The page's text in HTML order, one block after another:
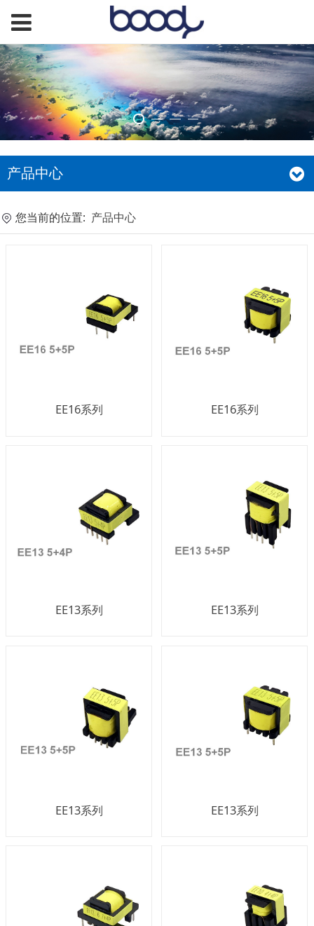
产品中心
您当前的位置: 产品中心
EE16系列 EE16系列
EE13系列 EE13系列
EE13系列 EE13系列